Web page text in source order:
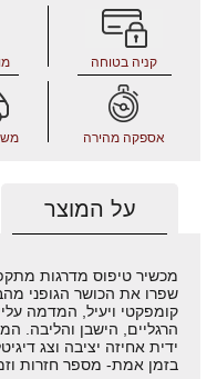
קניה בטוחה
אספקה מהירה
על המוצר
מכשיר טיפוס מדרגות
שפרו את הכושר הגופני
קומפקטי ויעיל, המדמה
הרגליים, הישבן והליבה.
ידית אחיזה יציבה וצג
בזמן אמת- מספר חזרות